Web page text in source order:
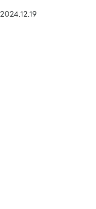
2024.12.19